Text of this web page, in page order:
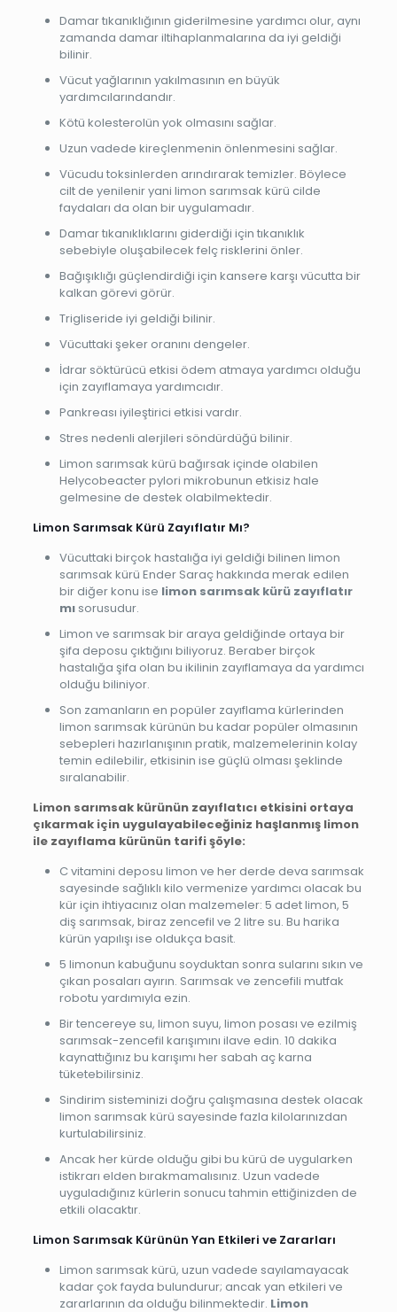
Damar tıkanıklığının giderilmesine yardımcı olur, aynı
zamanda damar iltihaplanmalarına da iyi geldiği
bilinir.
Vücut yağlarının yakılmasının en büyük
yardımcılarındandır.
Kötü kolesterolün yok olmasını sağlar.
Uzun vadede kireçlenmenin önlenmesini sağlar.
Vücudu toksinlerden arındırarak temizler. Böylece
cilt de yenilenir yani limon sarımsak kürü cilde
faydaları da olan bir uygulamadır.
Damar tıkanıklıklarını giderdiği için tıkanıklık
sebebiyle oluşabilecek felç risklerini önler.
Bağışıklığı güçlendirdiği için kansere karşı vücutta bir
kalkan görevi görür.
Trigliseride iyi geldiği bilinir.
Vücuttaki şeker oranını dengeler.
İdrar söktürücü etkisi ödem atmaya yardımcı olduğu
için zayıflamaya yardımcıdır.
Pankreası iyileştirici etkisi vardır.
Stres nedenli alerjileri söndürdüğü bilinir.
Limon sarımsak kürü bağırsak içinde olabilen
Helycobeacter pylori mikrobunun etkisiz hale
gelmesine de destek olabilmektedir.
Limon Sarımsak Kürü Zayıflatır Mı?
Vücuttaki birçok hastalığa iyi geldiği bilinen limon
sarımsak kürü Ender Saraç hakkında merak edilen
bir diğer konu ise limon sarımsak kürü zayıflatır
mısorusudur.
Limon ve sarımsak bir araya geldiğinde ortaya bir
şifa deposu çıktığını biliyoruz. Beraber birçok
hastalığa şifa olan bu ikilinin zayıflamaya da yardımcı
olduğu biliniyor.
Son zamanların en popüler zayıflama kürlerinden
limon sarımsak kürünün bu kadar popüler olmasının
sebepleri hazırlanışının pratik, malzemelerinin kolay
temin edilebilir, etkisinin ise güçlü olması şeklinde
sıralanabilir.
Limon sarımsak kürünün zayıflatıcı etkisini ortaya
çıkarmak için uygulayabileceğiniz haşlanmış limon
ile zayıflama kürünün tarifi şöyle:
C vitamini deposu limon ve her derde deva sarımsak
sayesinde sağlıklı kilo vermenize yardımcı olacak bu
kür için ihtiyacınız olan malzemeler: 5 adet limon, 5
diş sarımsak, biraz zencefil ve 2 litre su. Bu harika
kürün yapılışı ise oldukça basit.
5 limonun kabuğunu soyduktan sonra sularını sıkın ve
çıkan posaları ayırın. Sarımsak ve zencefili mutfak
robotu yardımıyla ezin.
Bir tencereye su, limon suyu, limon posası ve ezilmiş
sarımsak-zencefil karışımını ilave edin. 10 dakika
kaynattığınız bu karışımı her sabah aç karna
tüketebilirsiniz.
Sindirim sisteminizi doğru çalışmasına destek olacak
limon sarımsak kürü sayesinde fazla kilolarınızdan
kurtulabilirsiniz.
Ancak her kürde olduğu gibi bu kürü de uygularken
istikrarı elden bırakmamalısınız. Uzun vadede
uyguladığınız kürlerin sonucu tahmin ettiğinizden de
etkili olacaktır.
Limon Sarımsak Kürünün Yan Etkileri ve Zararları
Limon sarımsak kürü, uzun vadede sayılamayacak
kadar çok fayda bulundurur; ancak yan etkileri ve
zararlarının da olduğu bilinmektedir. Limon